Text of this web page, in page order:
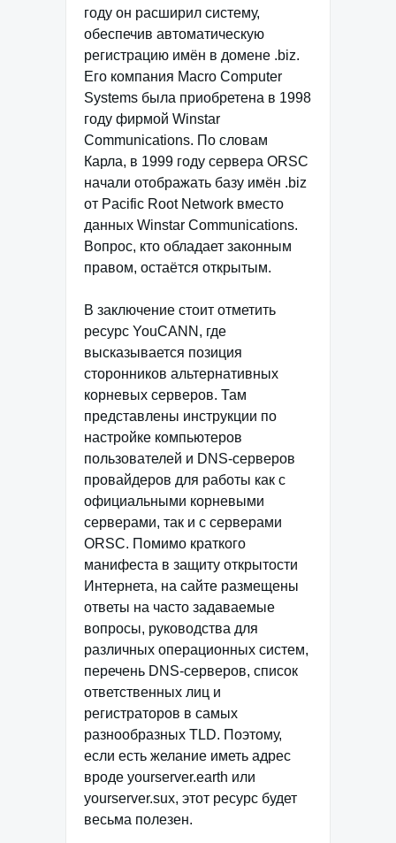
году он расширил систему,
обеспечив автоматическую
регистрацию имён в домене .biz.
Его компания Macro Computer
Systems была приобретена в 1998
году фирмой Winstar
Communications. По словам
Карла, в 1999 году сервера ORSC
начали отображать базу имён .biz
от Pacific Root Network вместо
данных Winstar Communications.
Вопрос, кто обладает законным
правом, остаётся открытым.
В заключение стоит отметить
ресурс YouCANN, где
высказывается позиция
сторонников альтернативных
корневых серверов. Там
представлены инструкции по
настройке компьютеров
пользователей и DNS-серверов
провайдеров для работы как с
официальными корневыми
серверами, так и с серверами
ORSC. Помимо краткого
манифеста в защиту открытости
Интернета, на сайте размещены
ответы на часто задаваемые
вопросы, руководства для
различных операционных систем,
перечень DNS-серверов, список
ответственных лиц и
регистраторов в самых
разнообразных TLD. Поэтому,
если есть желание иметь адрес
вроде yourserver.earth или
yourserver.sux, этот ресурс будет
весьма полезен.